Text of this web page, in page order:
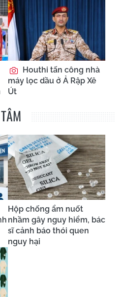
Houthi tấn công nhà
máy lọc dầu ở Ả Rập Xê
Út
Hộp chống ẩm nuốt
nhầm gây nguy hiểm, bác
sĩ cảnh báo thói quen
nguy hại